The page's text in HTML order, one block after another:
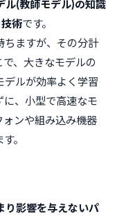
ル(教師モデル)の知識
術です。
ちますが、その分計
、大きなモデルの
デルが効率よく学習
に、小型で高速なモ
ンや組み込み機器
。
り影響を与えないパ